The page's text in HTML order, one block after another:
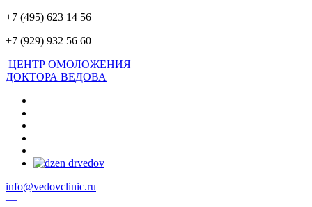
+7 (495) 623 14 56
+7 (929) 932 56 60
ЦЕНТР ОМОЛОЖЕНИЯ
ДОКТОРА ВЕДОВА
info@vedovclinic.ru
—